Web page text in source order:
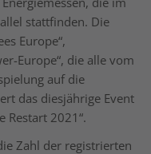
stattfinden. Die
Europe“,
Europe“, die alle vom
auf die
das diesjährige Event
Restart 2021“.
Zahl der registrierten